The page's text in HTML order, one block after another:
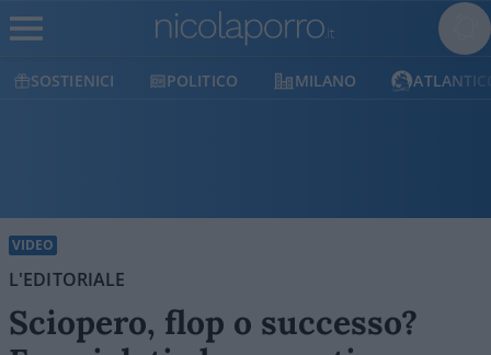
SOSTIENICI POLITICO MILANO
VIDEO
L'EDITORIALE
Sciopero, flop o successo?